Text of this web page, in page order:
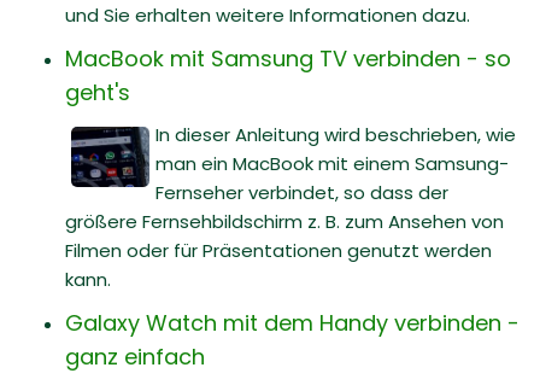
und Sie erhalten weitere Informationen dazu.
MacBook mit Samsung TV verbinden - so
geht's
In dieser Anleitung wird beschrieben, wie
man ein MacBook mit einem Samsung-
Fernseher verbindet, so dass der
größere Fernsehbildschirm z. B. zum Ansehen von
Filmen oder für Präsentationen genutzt werden
kann.
Galaxy Watch mit dem Handy verbinden -
ganz einfach